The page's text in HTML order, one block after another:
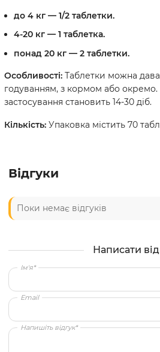
до 4 кг — 1/2 таблетки.
4-20 кг — 1 таблетка.
понад 20 кг — 2 таблетки.
Особливості: Таблетки можна
годуванням, з кормом або
застосування становить 14-30 діб.
Кількість: Упаковка містить 70
Відгуки
Поки немає відгуків
Написати
Ім'я*
Email
Напишіть відгук*